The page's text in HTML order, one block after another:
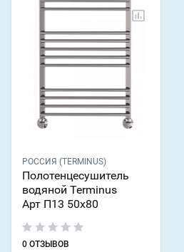
РОССИЯ (TERMINUS)
Полотенцесушитель
водяной Terminus
Арт П13 50х80
0 ОТЗЫВОВ